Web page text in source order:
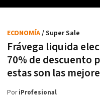
Frávega liquida
70% de descuento
estas son las
ECONOMÍA/ Super Sale
PoriProfesional